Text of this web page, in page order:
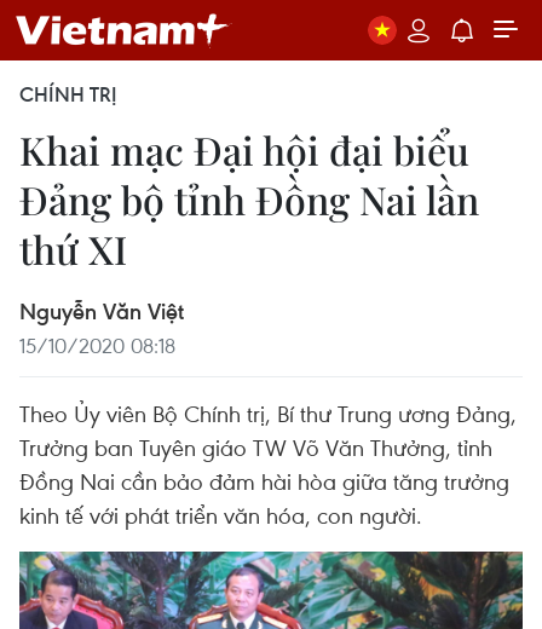
CHÍNH TRỊ
Khai mạc Đại hội đại biểu
Đảng bộ tỉnh Đồng Nai lần
thứ XI
Nguyễn Văn Việt
15/10/2020 08:18
Theo Ủy viên Bộ Chính trị, Bí thư Trung ương Đảng,
Trưởng ban Tuyên giáo TW Võ Văn Thưởng, tỉnh
Đồng Nai cần bảo đảm hài hòa giữa tăng trưởng
kinh tế với phát triển văn hóa, con người.